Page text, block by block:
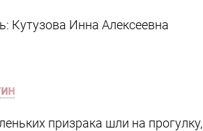
Кутузова Инна Алексеевна
призрака шли на прогулку,